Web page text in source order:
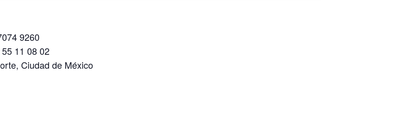
9260
11 08 02
Ciudad de México